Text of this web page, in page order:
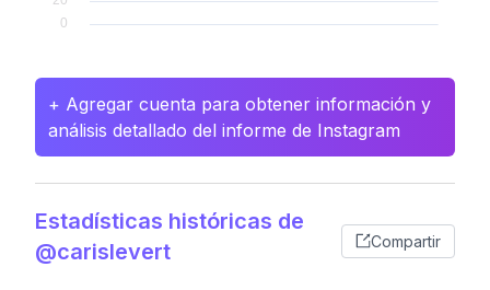
+ Agregar cuenta para obtener información y
análisis detallado del informe de Instagram
Estadísticas históricas de
@carislevert
Compartir